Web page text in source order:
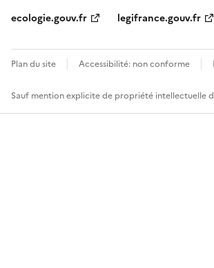
ecologie.gouv.fr
legifrance.gouv.fr
Plan du site Accessibilité: non conforme
Sauf mention explicite de propriété intellectuelle